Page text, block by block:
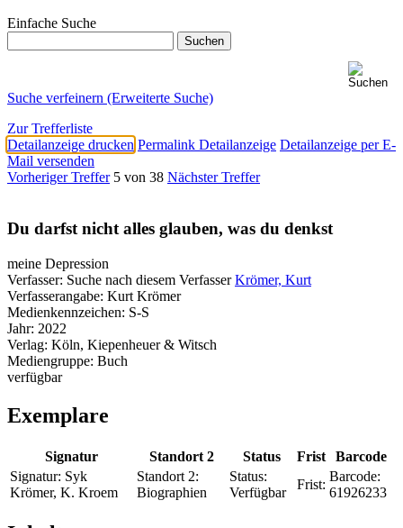
Einfache Suche
Suche verfeinern (Erweiterte Suche)
Zur Trefferliste
Detailanzeige drucken Permalink Detailanzeige Detailanzeige per E-
Mail versenden
Vorheriger Treffer 5 von 38 Nächster Treffer
Du darfst nicht alles glauben, was du denkst
meine Depression
Verfasser: Suche nach diesem Verfasser Krömer, Kurt
Verfasserangabe: Kurt Krömer
Medienkennzeichen: S-S
Jahr: 2022
Verlag: Köln, Kiepenheuer & Witsch
Mediengruppe: Buch
verfügbar
Exemplare
Signatur Standort 2 Status Frist
Barcode
Signatur: Syk
Krömer, K. Kroem
Standort 2:
Biographien
Status:
Verfügbar
Frist:
Barcode:
61926233